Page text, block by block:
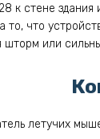
к стене здания
то, что
шторм или
летучих